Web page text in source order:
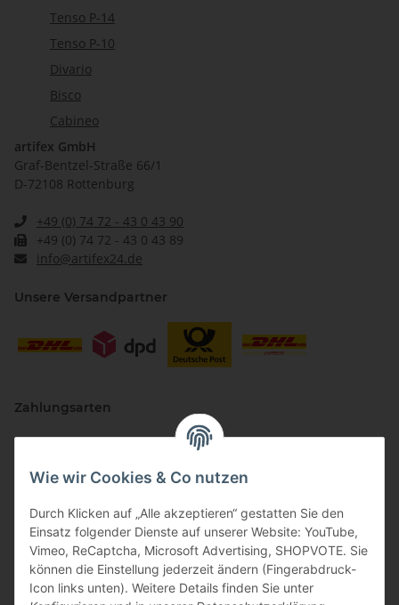
Wie wir Cookies & Co nutzen
Durch Klicken auf „Alle akzeptieren“ gestatten Sie den
Einsatz folgender Dienste auf unserer Website: YouTube,
Vimeo, ReCaptcha, Microsoft Advertising, SHOPVOTE. Sie
können die Einstellung jederzeit ändern (Fingerabdruck-
Icon links unten). Weitere Details finden Sie unter
Tenso P-14
Tenso P-10
Divario
Bisco
Cabineo
artifex GmbH
Graf-Bentzel-Straße 66/1
D-72108 Rottenburg
+49 (0) 74 72 - 43 0 43 90
+49 (0) 74 72 - 43 0 43 89
info@artifex24.de
Unsere Versandpartner
Zahlungsarten
Vertriebspartner